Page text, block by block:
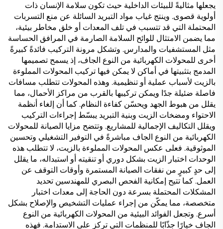
يجعلها مثاليةً للبيئات الداخلية حيث تكون سلامة الإنسان ذات
أولوية قصوى. وينتج غياب مواد التبريد السائلة عن منع التسربات
المحتملة التي قد تتسبب في تلف المعدات أو خلق مخاطر بيئية،
مما يضمن الامتثال للوائح السلامة الصارمة في المرافق الحساسة
مثل المستشفيات والمدارس. وتشكل مرونة التركيب فائدةً كبيرةً
أخرى للمحولات الكهربائية من النوع الجاف، إذ يسمح تصميمها
المدمج بتثبيتها في أماكن لا يمكن فيها تركيب المحولات المملوءة
بالزيت لأسباب عملية أو تنظيمية. وهذه المحولات تتطلب مسافات
فاصلة ضئيلة جدًا ويمكن تركيبها بالقرب من مراكز الأحمال، مما
يقلل من هبوط الجهد ويحسّن كفاءة النظام. كما أن إلغاء أنظمة
الاحتواء ومضخات الزيت وبنية التبريد يبسّط إجراءات التركيب
ويقلل التكاليف الإجمالية للمشاريع. وتتضح مزايا الصيانة للمحولات
الكهربائية من النوع الجاف مباشرةً في التوفير التشغيلي وتحسين
الموثوقية. فعلى عكس المحولات المملوءة بالزيت، لا تتطلب هذه
الوحدات اختبار الزيت بشكل دوري أو تنقيته أو استبداله، ما يقلل
إلى حدٍ كبيرٍ من نفقات الصيانة المستمرة وأوقات التوقف عن
العمل. كما تتيح إمكانية الفحص البصري للمهندسين تحديد
المشكلات المحتملة بسرعة دون الحاجة إلى معدات اختبار
متخصصة، مما يمكّن من إجراء عمليات التشخيص والإصلاح بشكل
أسرع. وتجعل الفوائد البيئية من المحولات الكهربائية من النوع
الجاف خيارًا جذّابًا للمنظمات التي تركز على الاستدامة. فهذه